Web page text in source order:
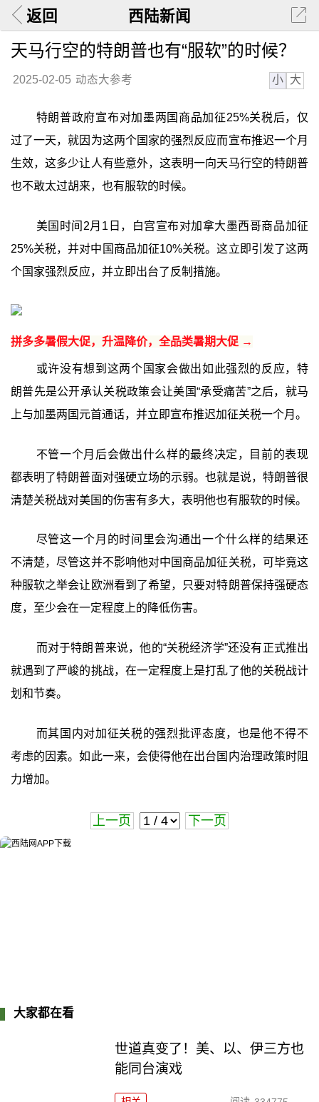
返回 西陆新闻
天马行空的特朗普也有“服软”的时候？
2025-02-05 动态大参考 小 大
特朗普政府宣布对加墨两国商品加征25%关税后，仅
过了一天，就因为这两个国家的强烈反应而宣布推迟一个月
生效，这多少让人有些意外，这表明一向天马行空的特朗普
也不敢太过胡来，也有服软的时候。
美国时间2月1日，白宫宣布对加拿大墨西哥商品加征
25%关税，并对中国商品加征10%关税。这立即引发了这两
个国家强烈反应，并立即出台了反制措施。
拼多多暑假大促，升温降价，全品类暑期大促 →
或许没有想到这两个国家会做出如此强烈的反应，特
朗普先是公开承认关税政策会让美国“承受痛苦”之后，就马
上与加墨两国元首通话，并立即宣布推迟加征关税一个月。
不管一个月后会做出什么样的最终决定，目前的表现
都表明了特朗普面对强硬立场的示弱。也就是说，特朗普很
清楚关税战对美国的伤害有多大，表明他也有服软的时候。
尽管这一个月的时间里会沟通出一个什么样的结果还
不清楚，尽管这并不影响他对中国商品加征关税，可毕竟这
种服软之举会让欧洲看到了希望，只要对特朗普保持强硬态
度，至少会在一定程度上的降低伤害。
而对于特朗普来说，他的“关税经济学”还没有正式推出
就遇到了严峻的挑战，在一定程度上是打乱了他的关税战计
划和节奏。
而其国内对加征关税的强烈批评态度，也是他不得不
考虑的因素。如此一来，会使得他在出台国内治理政策时阻
力增加。
上一页 下一页
大家都在看
世道真变了！美、以、伊三方也
能同台演戏